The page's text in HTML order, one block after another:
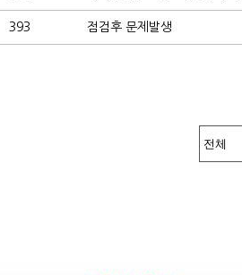
393 점검후 문제발생